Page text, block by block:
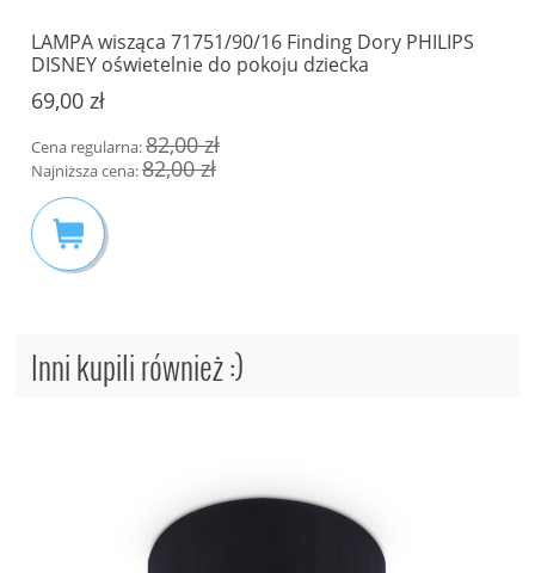
LAMPA wisząca 71751/90/16 Finding Dory PHILIPS
DISNEY oświetelnie do pokoju dziecka
69,00 zł
Cena regularna:82,00 zł
Najniższa cena:82,00 zł
Inni kupili również :)